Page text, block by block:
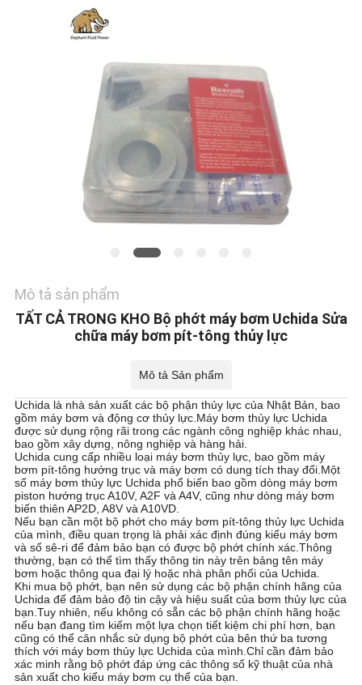
CHÚNG
TRƯỜNG
SƠ
ĐỒ
PRIVACY
POLICY
Mô tả sản phẩm
TẤT CẢ TRONG KHO Bộ phớt máy bơm Uchida Sửa
chữa máy bơm pít-tông thủy lực
Mô tả Sản phẩm
Uchida là nhà sản xuất các bộ phận thủy lực của Nhật Bản, bao
gồm máy bơm và động cơ thủy lực.Máy bơm thủy lực Uchida
được sử dụng rộng rãi trong các ngành công nghiệp khác nhau,
bao gồm xây dựng, nông nghiệp và hàng hải.
Uchida cung cấp nhiều loại máy bơm thủy lực, bao gồm máy
bơm pít-tông hướng trục và máy bơm có dung tích thay đổi.Một
số máy bơm thủy lực Uchida phổ biến bao gồm dòng máy bơm
piston hướng trục A10V, A2F và A4V, cũng như dòng máy bơm
biến thiên AP2D, A8V và A10VD.
Nếu bạn cần một bộ phớt cho máy bơm pít-tông thủy lực Uchida
của mình, điều quan trọng là phải xác định đúng kiểu máy bơm
và số sê-ri để đảm bảo bạn có được bộ phớt chính xác.Thông
thường, bạn có thể tìm thấy thông tin này trên bảng tên máy
bơm hoặc thông qua đại lý hoặc nhà phân phối của Uchida.
Khi mua bộ phớt, bạn nên sử dụng các bộ phận chính hãng của
Uchida để đảm bảo độ tin cậy và hiệu suất của bơm thủy lực của
bạn.Tuy nhiên, nếu không có sẵn các bộ phận chính hãng hoặc
nếu bạn đang tìm kiếm một lựa chọn tiết kiệm chi phí hơn, bạn
cũng có thể cân nhắc sử dụng bộ phớt của bên thứ ba tương
thích với máy bơm thủy lực Uchida của mình.Chỉ cần đảm bảo
xác minh rằng bộ phớt đáp ứng các thông số kỹ thuật của nhà
sản xuất cho kiểu máy bơm cụ thể của bạn.